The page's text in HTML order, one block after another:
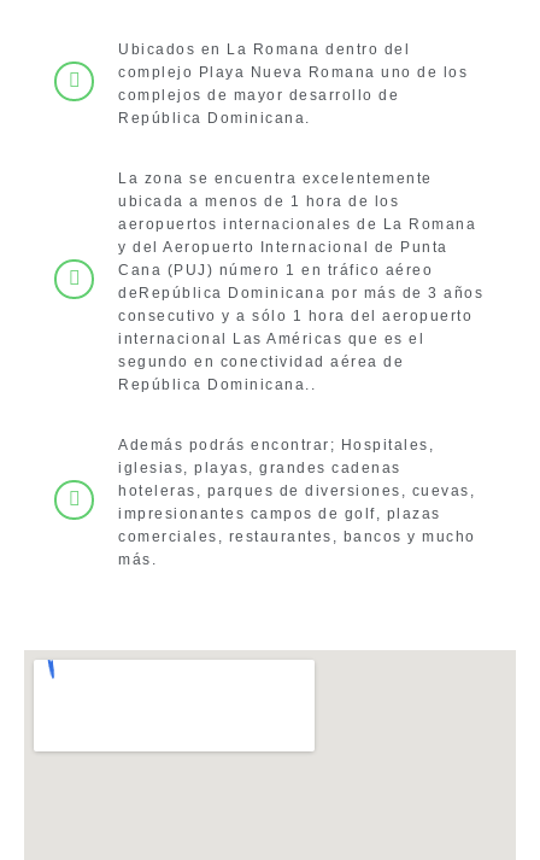
Ubicados en La Romana dentro del
complejo Playa Nueva Romana uno de los
complejos de mayor desarrollo de
República Dominicana.
La zona se encuentra excelentemente
ubicada a menos de 1 hora de los
aeropuertos internacionales de La Romana
y del Aeropuerto Internacional de Punta
Cana (PUJ) número 1 en tráfico aéreo
deRepública Dominicana por más de 3 años
consecutivo y a sólo 1 hora del aeropuerto
internacional Las Américas que es el
segundo en conectividad aérea de
República Dominicana..
Además podrás encontrar; Hospitales,
iglesias, playas, grandes cadenas
hoteleras, parques de diversiones, cuevas,
impresionantes campos de golf, plazas
comerciales, restaurantes, bancos y mucho
más.